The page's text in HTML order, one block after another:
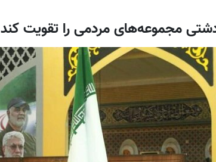
مجموعه‌های مردمی را تقویت کند